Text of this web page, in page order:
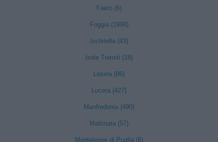
Faeto (6)
Foggia (1998)
Ischitella (43)
Isole Tremiti (18)
Lesina (86)
Lucera (427)
Manfredonia (490)
Mattinata (57)
Monteleone di Puglia (6)